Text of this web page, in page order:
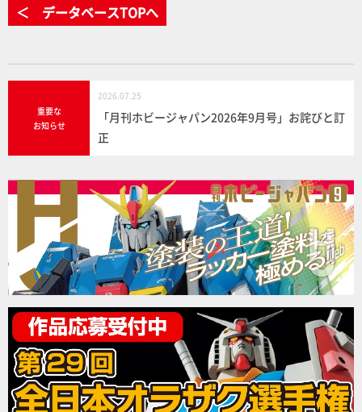
＜ データベースTOPへ
重要な
お知らせ
2026.07.25
「月刊ホビージャパン2026年9月号」お詫びと訂
正